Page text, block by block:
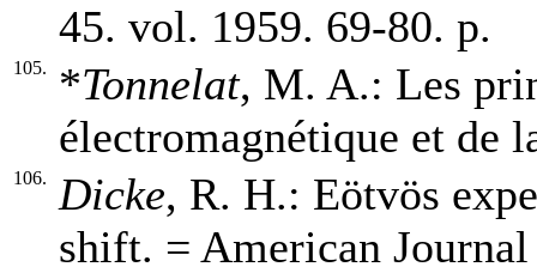
45. vol. 1959. 69-80. p.
105. *Tonnelat, M. A.: Les
électromagnétique et de
106. Dicke, R. H.: Eötvös
shift. = American